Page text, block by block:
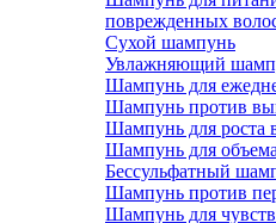
поврежденных
Сухой шампунь
Увлажняющий
Шампунь для
Шампунь против
Шампунь для роста
Шампунь для
Бессульфатный
Шампунь против
Шампунь для